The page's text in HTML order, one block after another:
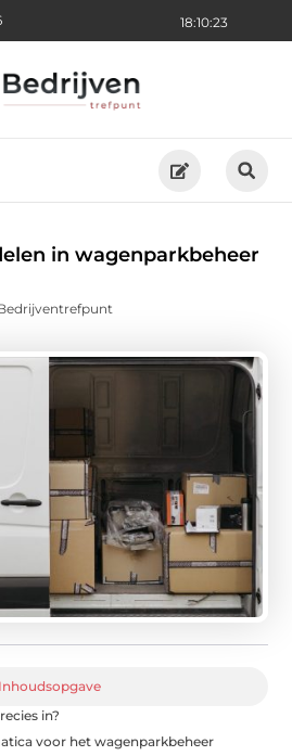
18:10:24
in wagenparkbeheer
Inhoudsopgave
in?
voor het wagenparkbeheer